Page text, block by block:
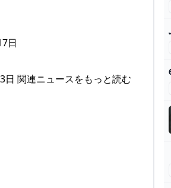
日
日 関連ニュースをもっと読む